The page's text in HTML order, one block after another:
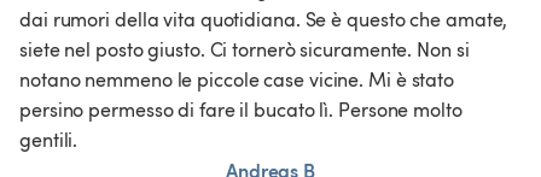
dai rumori della vita quotidiana. Se è questo che amate,
siete nel posto giusto. Ci tornerò sicuramente. Non si
notano nemmeno le piccole case vicine. Mi è stato
persino permesso di fare il bucato lì. Persone molto
gentili.
Andreas B